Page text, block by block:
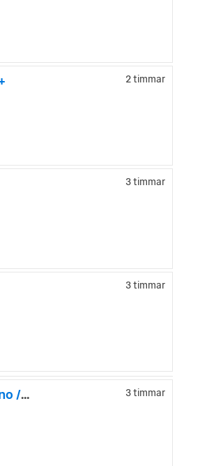
2 timmar
3 timmar
3 timmar
Porsche Panamera 4 E-Hybrid Sport Turismo / SportAvgas / Pano / LEASEBAR 3 timmar